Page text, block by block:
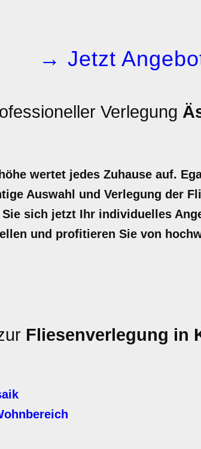
→ Jetzt
Verlegung
wertet jedes Zuhause auf.
Auswahl und Verlegung der
sich jetzt Ihr individuelles
und profitieren Sie von
Fliesenverlegung in